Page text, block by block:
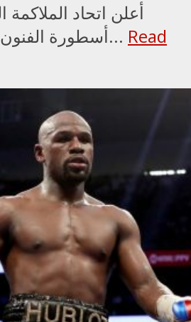
أعلن اتحاد
أسطورة الفنون القتالية المختلطة... Read